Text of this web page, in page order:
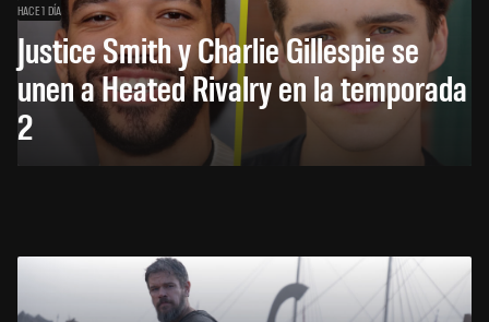
HACE 1 DÍA
Justice Smith y Charlie Gillespie se
unen a Heated Rivalry en la temporada
2